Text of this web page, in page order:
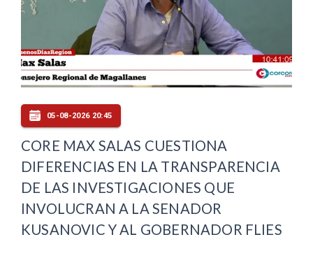
05-08-2026 20:45
CORE MAX SALAS CUESTIONA
DIFERENCIAS EN LA TRANSPARENCIA
DE LAS INVESTIGACIONES QUE
INVOLUCRAN A LA SENADOR
KUSANOVIC Y AL GOBERNADOR FLIES